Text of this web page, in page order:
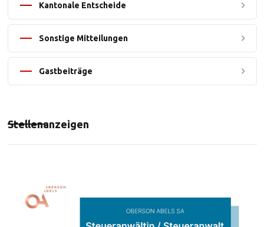
Kantonale Entscheide
Sonstige Mitteilungen
Gastbeiträge
Stellenanzeigen